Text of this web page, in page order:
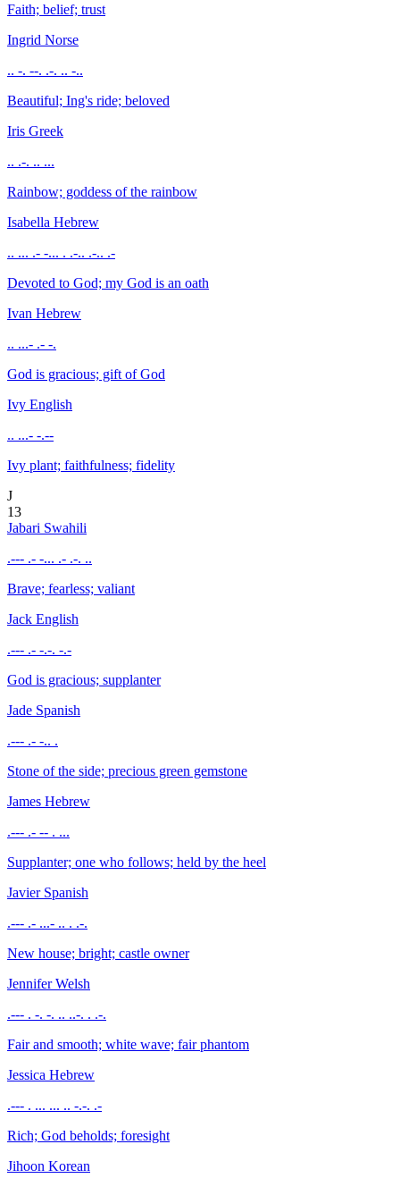
Faith; belief; trust
Ingrid Norse
.. -. --. .-. .. -..
Beautiful; Ing's ride; beloved
Iris Greek
.. .-. .. ...
Rainbow; goddess of the rainbow
Isabella Hebrew
.. ... .- -... . .-.. .-.. .-
Devoted to God; my God is an oath
Ivan Hebrew
.. ...- .- -.
God is gracious; gift of God
Ivy English
.. ...- -.--
Ivy plant; faithfulness; fidelity
J
13
Jabari Swahili
.--- .- -... .- .-. ..
Brave; fearless; valiant
Jack English
.--- .- -.-. -.-
God is gracious; supplanter
Jade Spanish
.--- .- -.. .
Stone of the side; precious green gemstone
James Hebrew
.--- .- -- . ...
Supplanter; one who follows; held by the heel
Javier Spanish
.--- .- ...- .. . .-.
New house; bright; castle owner
JenniferWelsh
.--- . -. -. .. ..-. . .-.
Fair and smooth; white wave; fair phantom
Jessica Hebrew
.--- . ... ... .. -.-. .-
Rich; God beholds; foresight
Jihoon Korean